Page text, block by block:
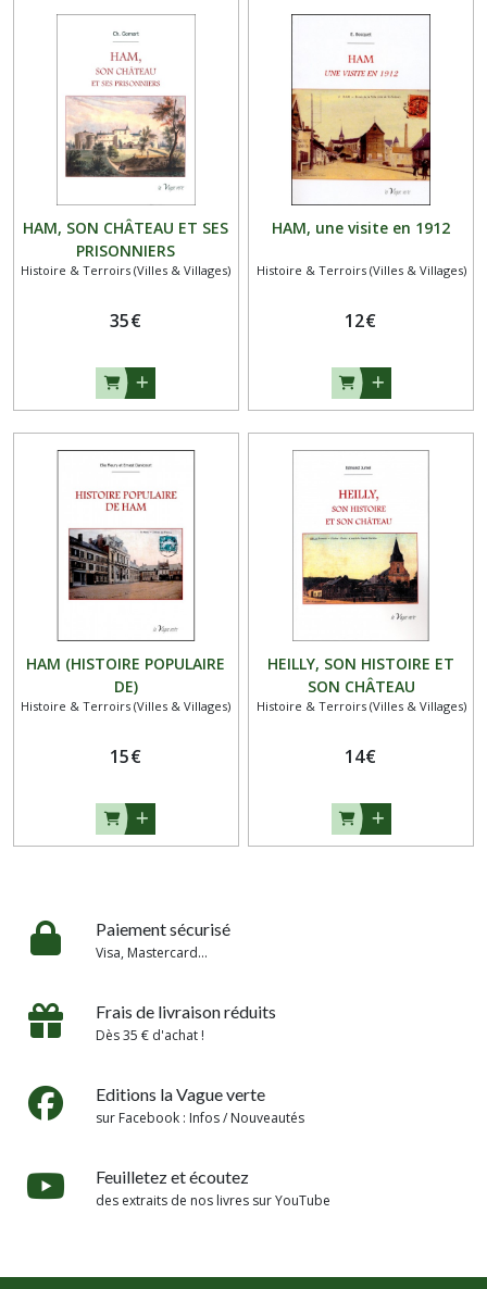
HAM, SON CHÂTEAU ET SES
PRISONNIERS
Histoire & Terroirs (Villes & Villages)
35€
HAM, une visite en 1912
Histoire & Terroirs (Villes & Villages)
12€
HAM (HISTOIRE POPULAIRE
DE)
Histoire & Terroirs (Villes & Villages)
15€
HEILLY, SON HISTOIRE ET
SON CHÂTEAU
Histoire & Terroirs (Villes & Villages)
14€
Paiement sécurisé
Visa, Mastercard...
Frais de livraison réduits
Dès 35 € d'achat !
Editions la Vague verte
sur Facebook : Infos / Nouveautés
Feuilletez et écoutez
des extraits de nos livres sur YouTube